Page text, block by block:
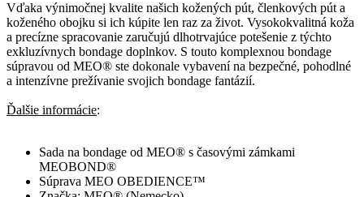
Vďaka výnimočnej kvalite našich kožených pút, členkových pút a
koženého obojku si ich kúpite len raz za život. Vysokokvalitná koža
a precízne spracovanie zaručujú dlhotrvajúce potešenie z týchto
exkluzívnych bondage doplnkov. S touto komplexnou bondage
súpravou od MEO® ste dokonale vybavení na bezpečné, pohodlné
a intenzívne prežívanie svojich bondage fantázií.
Ďalšie informácie:
Sada na bondage od MEO® s časovými zámkami
MEOBOND®
Súprava MEO OBEDIENCE™